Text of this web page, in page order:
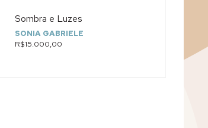
Sombra e Luzes
SONIA GABRIELE
R$15.000,00